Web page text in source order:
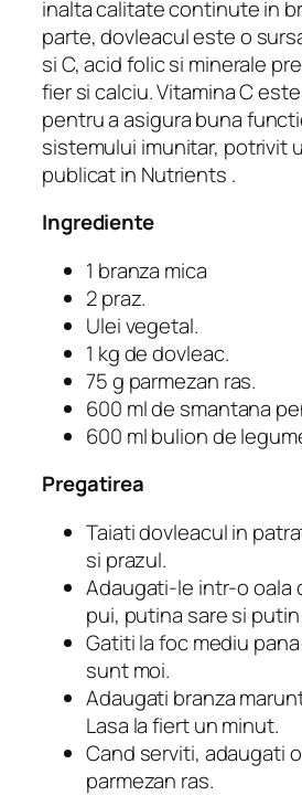
inalta calitate continute in
parte, dovleacul este o
si C, acid folic si minerale
fier si calciu. Vitamina C
pentru a asigura buna
sistemului imunitar, potrivit
publicat in Nutrients .
Ingrediente
1 branza mica
2 praz.
Ulei vegetal.
1 kg de dovleac.
75 g parmezan ras.
600 ml de smantana
600 ml bulion de
Pregatirea
Taiati dovleacul in
si prazul.
Adaugati-le intr-o oala
pui, putina sare si
Gatiti la foc mediu
sunt moi.
Adaugati branza
Lasa la fiert un minut.
Cand serviti, adaugati
parmezan ras.